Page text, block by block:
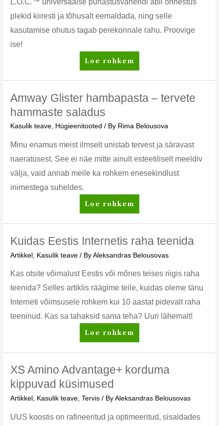
plekid kiiresti ja tõhusalt eemaldada, ning selle
kasutamise ohutus tagab perekonnale rahu. Proovige
ise!
Amway
Home
L.O.C.
universaalne
puhastusvahend:
minu
kogemus
Loe rohkem
Amway Glister hambapasta – tervete
hammaste saladus
Kasulik teave, Hügieenitooted / By Rima Belousova
Minu enamus meist ilmselt unistab tervest ja säravast
naeratusest. See ei näe mitte ainult esteetiliselt meeldiv
välja, vaid annab meile ka rohkem enesekindlust
inimestega suheldes.
Amway
Glister
hambapasta
–
hammaste
saladus
Loe rohkem
Kuidas Eestis Internetis raha teenida
Artikkel Kasulik teave / ByAleksandras Belousovas
Kas otsite võimalust Eestis või mõnes teises riigis raha
teenida? Selles artiklis räägime teile, kuidas oleme tänu
Interneti võimsusele rohkem kui 10 aastat pidevalt raha
teeninud. Kas sa tahaksid sama teha? Uuri lähemalt!
Kuidas
Eestis
Internetis
raha
teenida
Loe rohkem
XS Amino Advantage+ korduma
kippuvad küsimused
Artikkel Kasulik teave ,Tervis / ByAleksandras Belousovas
UUS koostis on rafineeritud ja optimeeritud, sisaldades